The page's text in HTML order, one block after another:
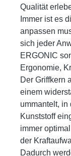
Qualität
Immer ist es
anpassen
sich jeder
ERGONIC
Ergonomie,
Der Griffkern
einem
ummantelt,
Kunststoff
immer
der
Dadurch